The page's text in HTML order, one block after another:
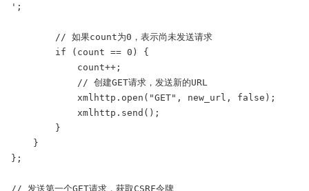
';
};
// 发送第一个GET请求，获取CSRF令牌